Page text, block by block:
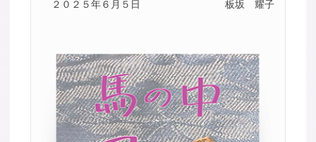
２０２５年６月５日 板坂 耀子